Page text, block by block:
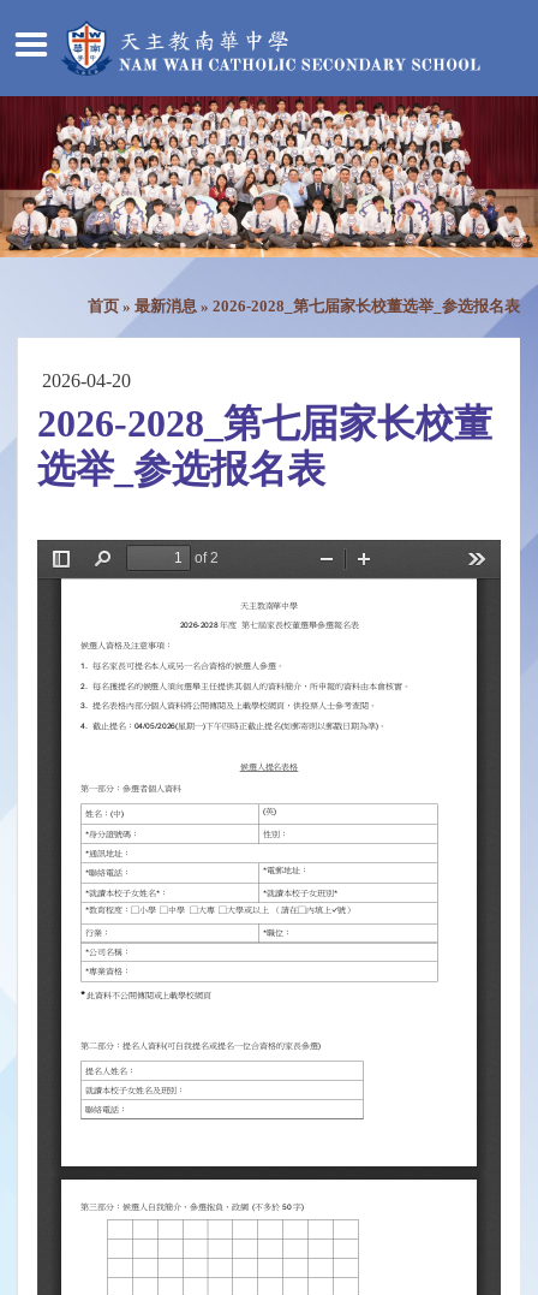
首页 » 最新消息 » 2026-2028_第七届家长校董选举_参选报名表
2026-04-20
2026-2028_第七届家长校董
选举_参选报名表